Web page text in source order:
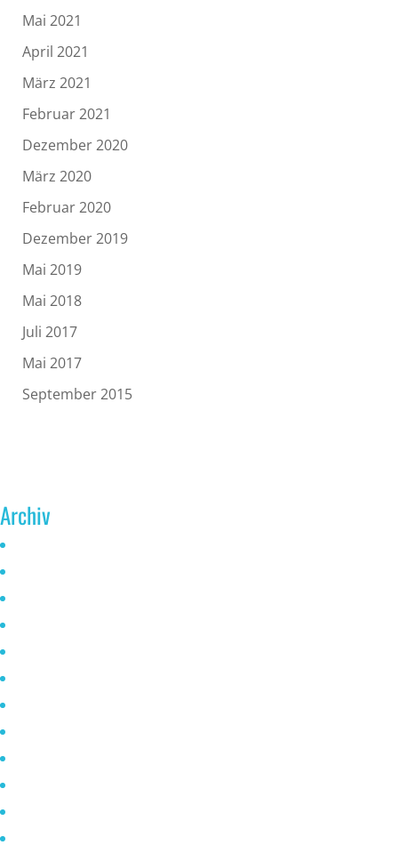
Mai 2021
April 2021
März 2021
Februar 2021
Dezember 2020
März 2020
Februar 2020
Dezember 2019
Mai 2019
Mai 2018
Juli 2017
Mai 2017
September 2015
Archiv